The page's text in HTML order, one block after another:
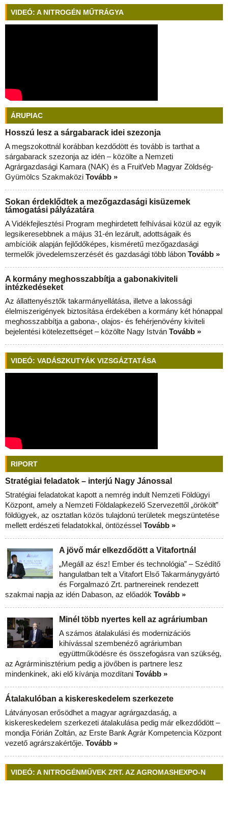
VIDEÓ: A NITROGÉN MŰTRÁGYA
ÁRUPIAC
Hosszú lesz a sárgabarack idei szezonja
A megszokottnál korábban kezdődött és tovább is tarthat a
sárgabarack szezonja az idén – közölte a Nemzeti
Agrárgazdasági Kamara (NAK) és a FruitVeb Magyar Zöldség-
Gyümölcs Szakmaközi Tovább »
Sokan érdeklődtek a mezőgazdasági kisüzemek
támogatási pályázatára
A Vidékfejlesztési Program meghirdetett felhívásai közül az egyik
legsikeresebbnek a május 31-én lezárult, adottságaik és
ambícióik alapján fejlődőképes, kisméretű mezőgazdasági
termelők jövedelemszerzését és gazdasági több lábon Tovább »
A kormány meghosszabbítja a gabonakiviteli
intézkedéseket
Az állattenyésztők takarmányellátása, illetve a lakossági
élelmiszerigények biztosítása érdekében a kormány két hónappal
meghosszabbítja a gabona-, olajos- és fehérjenövény kiviteli
bejelentési kötelezettséget – közölte Nagy István Tovább »
VIDEÓ: VADÁSZKUTYÁK VIZSGÁZTATÁSA
RIPORT
Stratégiai feladatok – interjú Nagy Jánossal
Stratégiai feladatokat kapott a nemrég indult Nemzeti Földügyi
Központ, amely a Nemzeti Földalapkezelő Szervezettől „örökölt”
földügyek, az osztatlan közös tulajdonú területek megszüntetése
mellett erdészeti feladatokkal, öntözéssel Tovább »
A jövő már elkezdődött a Vitafortnál
„Megáll az ész! Ember és technológia” – Szédítő
hangulatban telt a Vitafort Első Takarmánygyártó
és Forgalmazó Zrt. partnereinek rendezett
szakmai napja az idén Dabason, az előadók Tovább »
Minél több nyertes kell az agráriumban
A számos átalakulási és modernizációs
kihívással szembenéző agráriumban
együttműködésre és összefogásra van szükség,
az Agrárminisztérium pedig a jövőben is partnere lesz
mindenkinek, aki elő kívánja mozdítani Tovább »
Átalakulóban a kiskereskedelem szerkezete
Látványosan erősödhet a magyar agrárgazdaság, a
kiskereskedelem szerkezeti átalakulása pedig már elkezdődött –
mondja Fórián Zoltán, az Erste Bank Agrár Kompetencia Központ
vezető agrárszakértője. Tovább »
VIDEÓ: A NITROGÉNMŰVEK ZRT. AZ AGROMASHEXPO-N